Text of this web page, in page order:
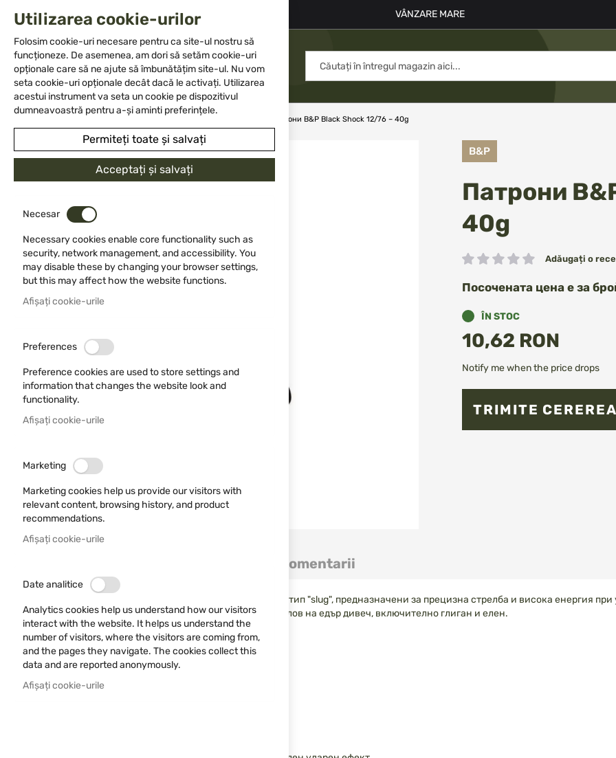
+359 2 983 5014 office@isd-bg.com
Skip
Content
VÂNZARE MARE
MENIU
Патрони B&P Black Shock 12/76 – 40g
B&P
Патрони
40g
Rating: Adăugați o
Посочената цена е за
ÎN STOC
10,62 RON
Notify me when the price drops
TRIMITE CEREREA
la
imagini
Sari
galeriei
imagini
са мощни ловни патрони с куршум тип "slug", предназначени за прецизна стрелба и висока енергия
Baschieri & Pellagri , тези боеприпаси са идеални за лов на едър дивеч, включително глиган и елен.
Характеристики:
Калибър: 12/76 Magnum
Comentarii
Utilizarea cookie-urilor
Folosim cookie-uri necesare pentru ca site-ul nostru să
funcționeze. De asemenea, am dori să setăm cookie-uri
opționale care să ne ajute să îmbunătățim site-ul. Nu vom
seta cookie-uri opționale decât dacă le activați. Utilizarea
acestui instrument va seta un cookie pe dispozitivul
dumneavoastră pentru a-și aminti preferințele.
Permiteți toate și salvați
Acceptați și salvați
Necesar
Necessary cookies enable core functionality such as
security, network management, and accessibility. You
may disable these by changing your browser settings,
but this may affect how the website functions.
Afișați cookie-urile
Preferences
Preference cookies are used to store settings and
information that changes the website look and
functionality.
Afișați cookie-urile
Marketing
Marketing cookies help us provide our visitors with
relevant content, browsing history, and product
recommendations.
Afișați cookie-urile
Date analitice
Analytics cookies help us understand how our visitors
interact with the website. It helps us understand the
number of visitors, where the visitors are coming from,
and the pages they navigate. The cookies collect this
data and are reported anonymously.
Afișați cookie-urile